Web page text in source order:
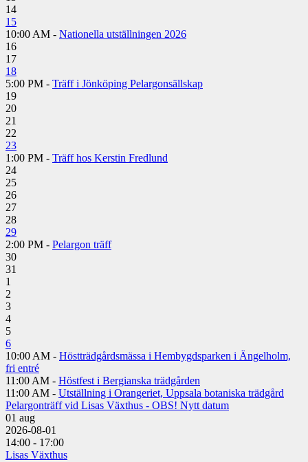
14
15
10:00 AM - Nationella utställningen 2026
16
17
18
5:00 PM - Träff i Jönköping Pelargonsällskap
19
20
21
22
23
1:00 PM - Träff hos Kerstin Fredlund
24
25
26
27
28
29
2:00 PM - Pelargon träff
30
31
1
2
3
4
5
6
10:00 AM - Höstträdgårdsmässa i Hembygdsparken i Ängelholm,
fri entré
11:00 AM - Höstfest i Bergianska trädgården
11:00 AM - Utställning i Orangeriet, Uppsala botaniska trädgård
Pelargonträff vid Lisas Växthus - OBS! Nytt datum
01 aug
2026-08-01
14:00 - 17:00
Lisas Växthus